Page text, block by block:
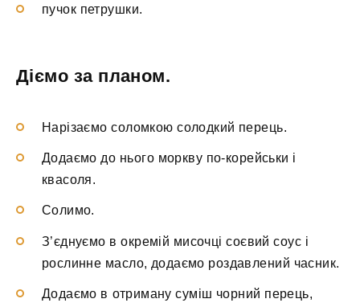
пучок петрушки.
Діємо за планом.
Нарізаємо соломкою солодкий перець.
Додаємо до нього моркву по-корейськи і
квасоля.
Солимо.
З’єднуємо в окремій мисочці соєвий соус і
рослинне масло, додаємо роздавлений часник.
Додаємо в отриману суміш чорний перець,